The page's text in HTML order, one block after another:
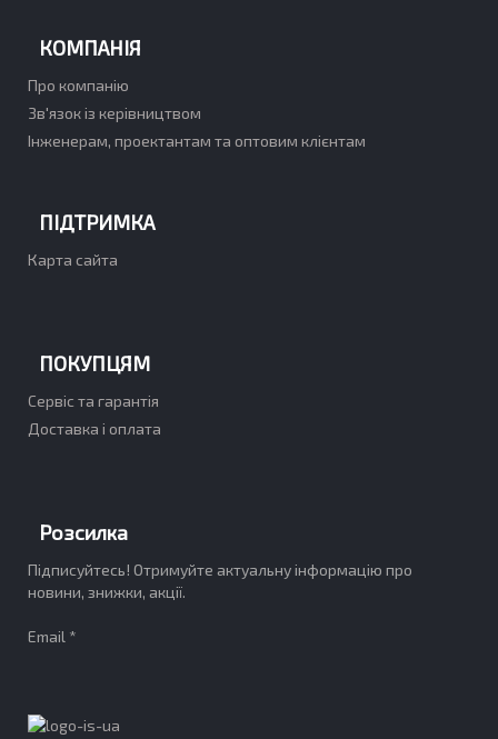
КОМПАНІЯ
Про компанію
Зв'язок із керівництвом
Інженерам, проектантам та оптовим клієнтам
ПІДТРИМКА
Карта сайта
ПОКУПЦЯМ
Сервіс та гарантія
Доставка і оплата
Розсилка
Підписуйтесь! Отримуйте актуальну інформацію про
новини, знижки, акції.
Email *